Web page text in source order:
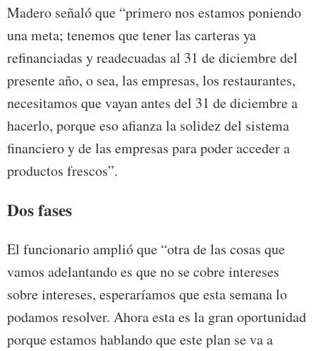
Madero señaló que “primero nos estamos poniendo
una meta; tenemos que tener las carteras ya
refinanciadas y readecuadas al 31 de diciembre del
presente año, o sea, las empresas, los restaurantes,
necesitamos que vayan antes del 31 de diciembre a
hacerlo, porque eso afianza la solidez del sistema
financiero y de las empresas para poder acceder a
productos frescos”.
Dos fases
El funcionario amplió que “otra de las cosas que
vamos adelantando es que no se cobre intereses
sobre intereses, esperaríamos que esta semana lo
podamos resolver. Ahora esta es la gran oportunidad
porque estamos hablando que este plan se va a